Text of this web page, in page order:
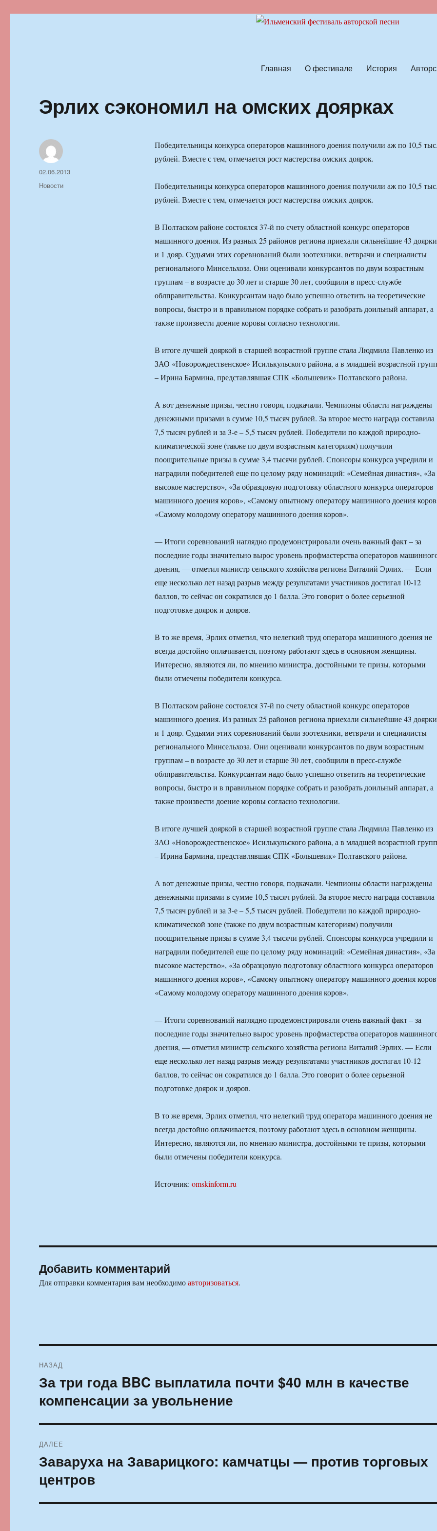
Главная О фестивале История
Эрлих сэкономил на омских доярках
Победительницы конкурса операторов машинного доения получили аж по 10,5
рублей. Вместе с тем, отмечается рост мастерства омских доярок.
Победительницы конкурса операторов машинного доения получили аж по 10,5
рублей. Вместе с тем, отмечается рост мастерства омских доярок.
В Полтаском районе состоялся 37-й по счету областной конкурс операторов
машинного доения. Из разных 25 районов региона приехали сильнейшие 43 доярки
и 1 дояр. Судьями этих соревнований были зоотехники, ветврачи и специалисты
регионального Минсельхоза. Они оценивали конкурсантов по двум возрастным
группам – в возрасте до 30 лет и старше 30 лет, сообщили в пресс-службе
облправительства. Конкурсантам надо было успешно ответить на теоретические
вопросы, быстро и в правильном порядке собрать и разобрать доильный аппарат, а
также произвести доение коровы согласно технологии.
В итоге лучшей дояркой в старшей возрастной группе стала Людмила Павленко из
ЗАО «Новорождественское» Исилькульского района, а в младшей возрастной
– Ирина Бармина, представлявшая СПК «Большевик» Полтавского района.
А вот денежные призы, честно говоря, подкачали. Чемпионы области награждены
денежными призами в сумме 10,5 тысяч рублей. За второе место награда составила
7,5 тысяч рублей и за 3-е – 5,5 тысяч рублей. Победители по каждой природно-
климатической зоне (также по двум возрастным категориям) получили
поощрительные призы в сумме 3,4 тысячи рублей. Спонсоры конкурса учредили и
наградили победителей еще по целому ряду номинаций: «Семейная династия», «За
высокое мастерство», «За образцовую подготовку областного конкурса операторов
машинного доения коров», «Самому опытному оператору машинного доения
«Самому молодому оператору машинного доения коров».
— Итоги соревнований наглядно продемонстрировали очень важный факт – за
последние годы значительно вырос уровень профмастерства операторов
доения, — отметил министр сельского хозяйства региона Виталий Эрлих. — Если
еще несколько лет назад разрыв между результатами участников достигал 10-12
баллов, то сейчас он сократился до 1 балла. Это говорит о более серьезной
подготовке доярок и дояров.
В то же время, Эрлих отметил, что нелегкий труд оператора машинного доения не
всегда достойно оплачивается, поэтому работают здесь в основном женщины.
Интересно, являются ли, по мнению министра, достойными те призы, которыми
были отмечены победители конкурса.
В Полтаском районе состоялся 37-й по счету областной конкурс операторов
машинного доения. Из разных 25 районов региона приехали сильнейшие 43 доярки
и 1 дояр. Судьями этих соревнований были зоотехники, ветврачи и специалисты
регионального Минсельхоза. Они оценивали конкурсантов по двум возрастным
группам – в возрасте до 30 лет и старше 30 лет, сообщили в пресс-службе
облправительства. Конкурсантам надо было успешно ответить на теоретические
вопросы, быстро и в правильном порядке собрать и разобрать доильный аппарат, а
также произвести доение коровы согласно технологии.
В итоге лучшей дояркой в старшей возрастной группе стала Людмила Павленко из
ЗАО «Новорождественское» Исилькульского района, а в младшей возрастной
– Ирина Бармина, представлявшая СПК «Большевик» Полтавского района.
А вот денежные призы, честно говоря, подкачали. Чемпионы области награждены
денежными призами в сумме 10,5 тысяч рублей. За второе место награда составила
7,5 тысяч рублей и за 3-е – 5,5 тысяч рублей. Победители по каждой природно-
климатической зоне (также по двум возрастным категориям) получили
поощрительные призы в сумме 3,4 тысячи рублей. Спонсоры конкурса учредили и
наградили победителей еще по целому ряду номинаций: «Семейная династия», «За
высокое мастерство», «За образцовую подготовку областного конкурса операторов
машинного доения коров», «Самому опытному оператору машинного доения
«Самому молодому оператору машинного доения коров».
— Итоги соревнований наглядно продемонстрировали очень важный факт – за
последние годы значительно вырос уровень профмастерства операторов
доения, — отметил министр сельского хозяйства региона Виталий Эрлих. — Если
еще несколько лет назад разрыв между результатами участников достигал 10-12
баллов, то сейчас он сократился до 1 балла. Это говорит о более серьезной
подготовке доярок и дояров.
В то же время, Эрлих отметил, что нелегкий труд оператора машинного доения не
всегда достойно оплачивается, поэтому работают здесь в основном женщины.
Интересно, являются ли, по мнению министра, достойными те призы, которыми
были отмечены победители конкурса.
Источник: omskinform.ru
Автор
Опубликовано
02.06.2013
Рубрики
Новости
Добавить комментарий
Для отправки комментария вам необходимоавторизоваться.
по
записям
НАЗАД
Предыдущая
За три года BBC выплатила почти $40 млн в качестве
компенсации за увольнение
ДАЛЕЕ
Следующая
Заваруха на Заварицкого: камчатцы — против торговых
центров